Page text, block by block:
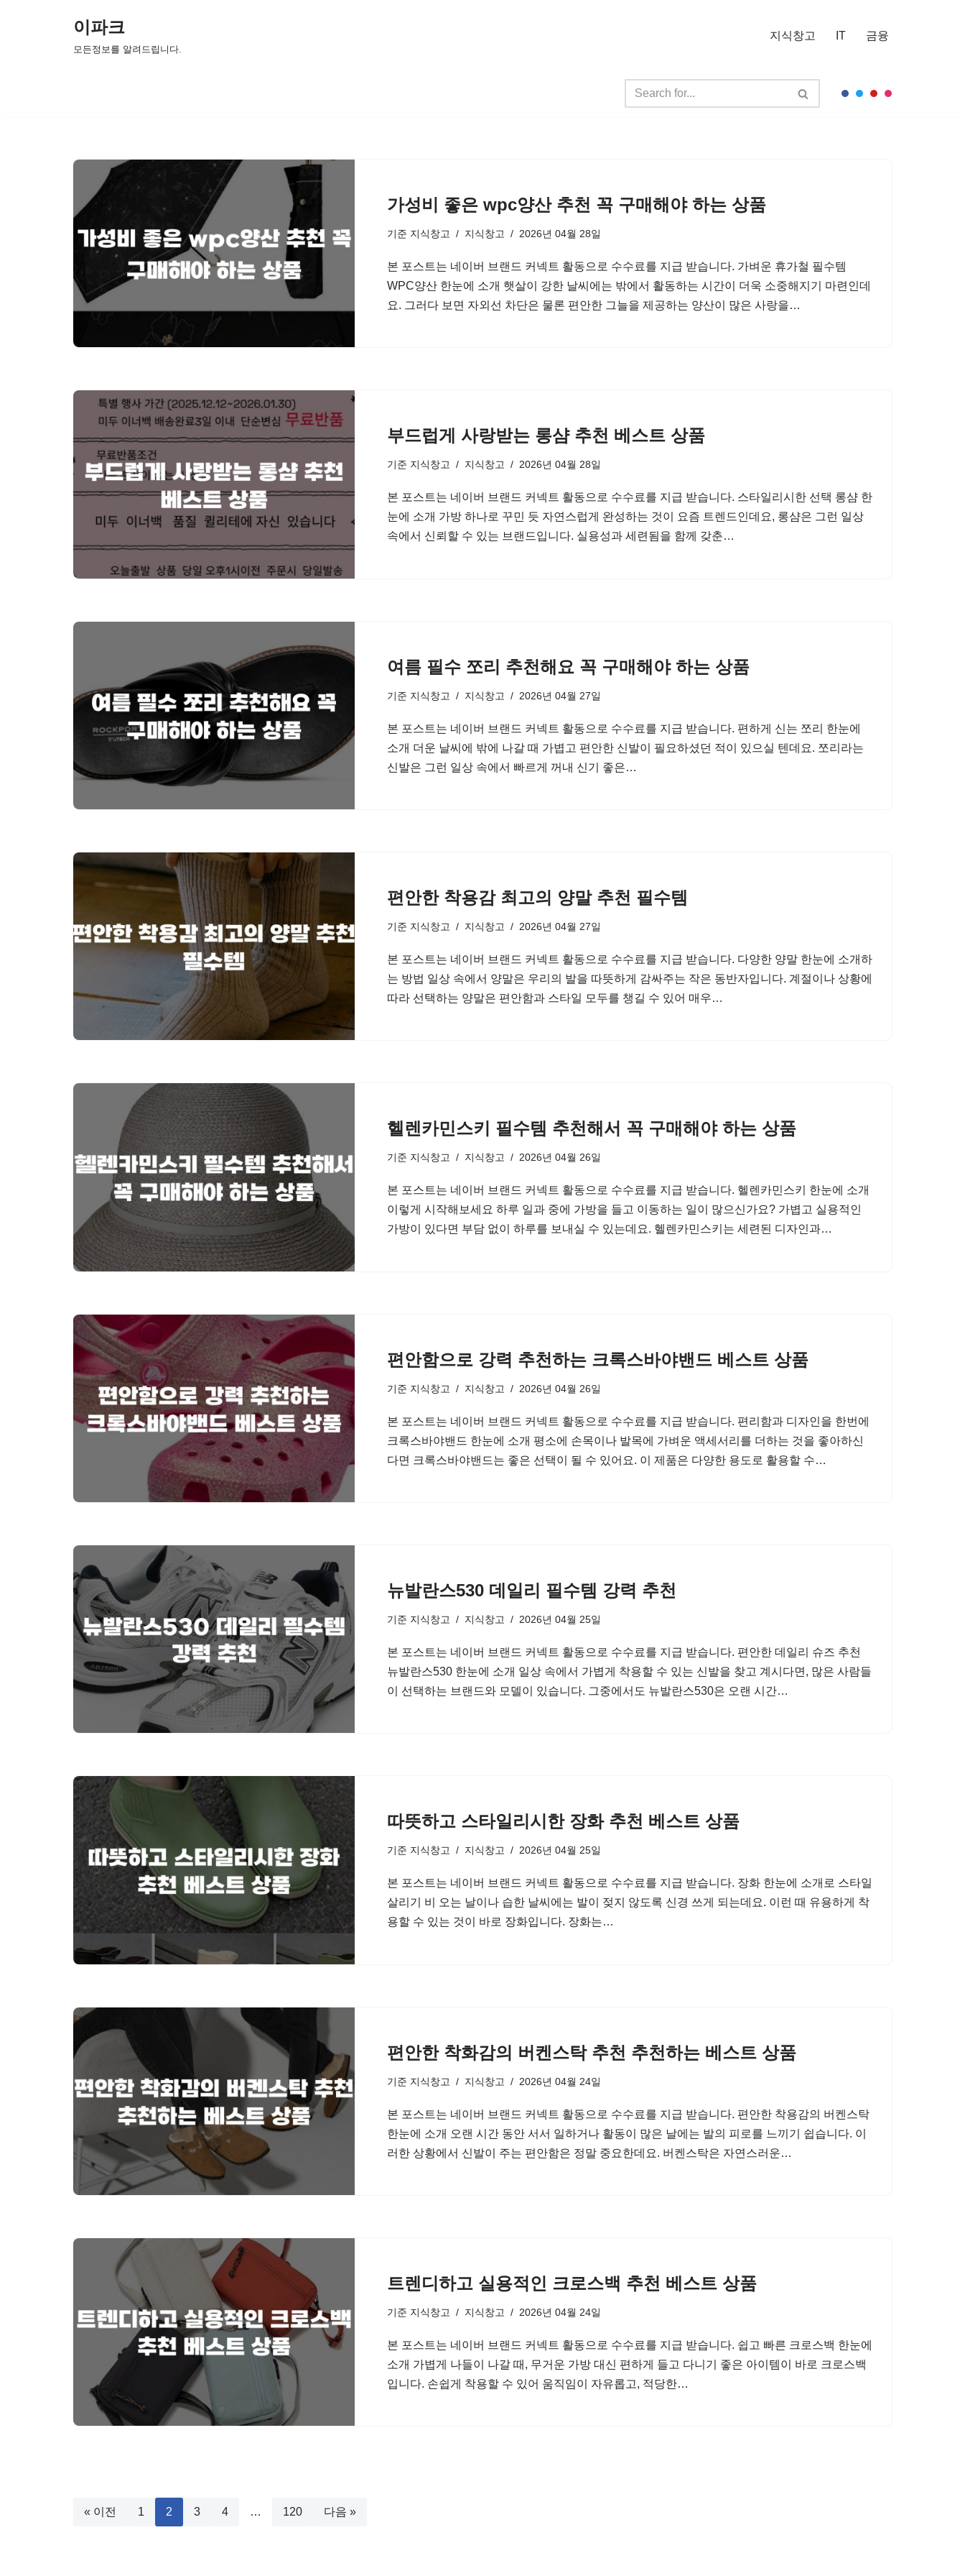
이파크
모든정보를 알려드립니다.
지식창고 IT 금융
가성비 좋은 wpc양산 추천 꼭 구매해야 하는 상품
기준 지식창고 지식창고 2026년 04월 28일
본 포스트는 네이버 브랜드 커넥트 활동으로 수수료를 지급 받습니다. 가벼운 휴가철 필수템
WPC양산 한눈에 소개 햇살이 강한 날씨에는 밖에서 활동하는 시간이 더욱 소중해지기 마련인데
요. 그러다 보면 자외선 차단은 물론 편안한 그늘을 제공하는 양산이 많은 사랑을…
부드럽게 사랑받는 롱샴 추천 베스트 상품
기준 지식창고 지식창고 2026년 04월 28일
본 포스트는 네이버 브랜드 커넥트 활동으로 수수료를 지급 받습니다. 스타일리시한 선택 롱샴 한
눈에 소개 가방 하나로 꾸민 듯 자연스럽게 완성하는 것이 요즘 트렌드인데요, 롱샴은 그런 일상
속에서 신뢰할 수 있는 브랜드입니다. 실용성과 세련됨을 함께 갖춘…
여름 필수 쪼리 추천해요 꼭 구매해야 하는 상품
기준 지식창고 지식창고 2026년 04월 27일
본 포스트는 네이버 브랜드 커넥트 활동으로 수수료를 지급 받습니다. 편하게 신는 쪼리 한눈에
소개 더운 날씨에 밖에 나갈 때 가볍고 편안한 신발이 필요하셨던 적이 있으실 텐데요. 쪼리라는
신발은 그런 일상 속에서 빠르게 꺼내 신기 좋은…
편안한 착용감 최고의 양말 추천 필수템
기준 지식창고 지식창고 2026년 04월 27일
본 포스트는 네이버 브랜드 커넥트 활동으로 수수료를 지급 받습니다. 다양한 양말 한눈에 소개하
는 방법 일상 속에서 양말은 우리의 발을 따뜻하게 감싸주는 작은 동반자입니다. 계절이나 상황에
따라 선택하는 양말은 편안함과 스타일 모두를 챙길 수 있어 매우…
헬렌카민스키 필수템 추천해서 꼭 구매해야 하는 상품
기준 지식창고 지식창고 2026년 04월 26일
본 포스트는 네이버 브랜드 커넥트 활동으로 수수료를 지급 받습니다. 헬렌카민스키 한눈에 소개
이렇게 시작해보세요 하루 일과 중에 가방을 들고 이동하는 일이 많으신가요? 가볍고 실용적인
가방이 있다면 부담 없이 하루를 보내실 수 있는데요. 헬렌카민스키는 세련된 디자인과…
편안함으로 강력 추천하는 크록스바야밴드 베스트 상품
기준 지식창고 지식창고 2026년 04월 26일
본 포스트는 네이버 브랜드 커넥트 활동으로 수수료를 지급 받습니다. 편리함과 디자인을 한번에
크록스바야밴드 한눈에 소개 평소에 손목이나 발목에 가벼운 액세서리를 더하는 것을 좋아하신
다면 크록스바야밴드는 좋은 선택이 될 수 있어요. 이 제품은 다양한 용도로 활용할 수…
뉴발란스530 데일리 필수템 강력 추천
기준 지식창고 지식창고 2026년 04월 25일
본 포스트는 네이버 브랜드 커넥트 활동으로 수수료를 지급 받습니다. 편안한 데일리 슈즈 추천
뉴발란스530 한눈에 소개 일상 속에서 가볍게 착용할 수 있는 신발을 찾고 계시다면, 많은 사람들
이 선택하는 브랜드와 모델이 있습니다. 그중에서도 뉴발란스530은 오랜 시간…
따뜻하고 스타일리시한 장화 추천 베스트 상품
기준 지식창고 지식창고 2026년 04월 25일
본 포스트는 네이버 브랜드 커넥트 활동으로 수수료를 지급 받습니다. 장화 한눈에 소개로 스타일
살리기 비 오는 날이나 습한 날씨에는 발이 젖지 않도록 신경 쓰게 되는데요. 이런 때 유용하게 착
용할 수 있는 것이 바로 장화입니다. 장화는…
편안한 착화감의 버켄스탁 추천 추천하는 베스트 상품
기준 지식창고 지식창고 2026년 04월 24일
본 포스트는 네이버 브랜드 커넥트 활동으로 수수료를 지급 받습니다. 편안한 착용감의 버켄스탁
한눈에 소개 오랜 시간 동안 서서 일하거나 활동이 많은 날에는 발의 피로를 느끼기 쉽습니다. 이
러한 상황에서 신발이 주는 편안함은 정말 중요한데요. 버켄스탁은 자연스러운…
트렌디하고 실용적인 크로스백 추천 베스트 상품
기준 지식창고 지식창고 2026년 04월 24일
본 포스트는 네이버 브랜드 커넥트 활동으로 수수료를 지급 받습니다. 쉽고 빠른 크로스백 한눈에
소개 가볍게 나들이 나갈 때, 무거운 가방 대신 편하게 들고 다니기 좋은 아이템이 바로 크로스백
입니다. 손쉽게 착용할 수 있어 움직임이 자유롭고, 적당한…
« 이전 1 2 3 4 … 120 다음 »